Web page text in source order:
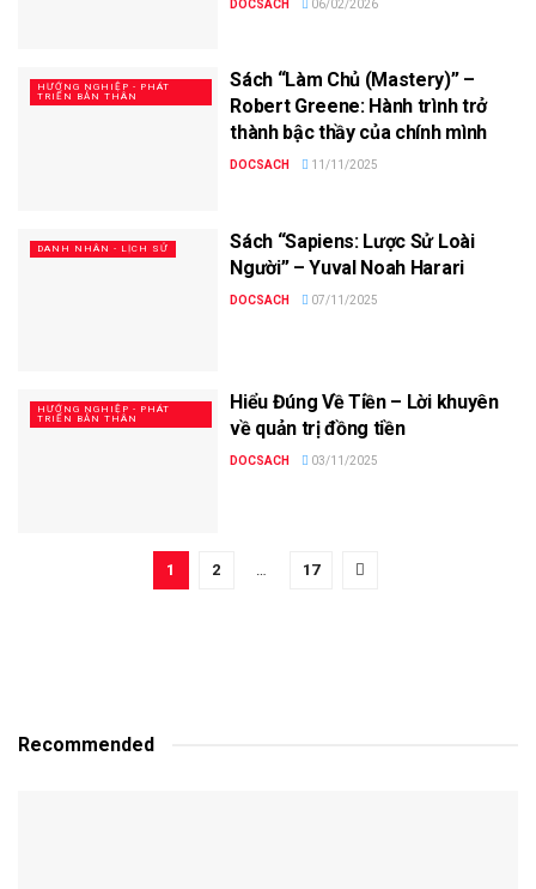
DOCSACH 06/02/2026
HƯỚNG NGHIỆP - PHÁT
TRIỂN BẢN THÂN
Sách “Làm Chủ (Mastery)” –
Robert Greene: Hành trình trở
thành bậc thầy của chính mình
DOCSACH 11/11/2025
DANH NHÂN - LỊCH SỬ
Sách “Sapiens: Lược Sử Loài
Người” – Yuval Noah Harari
DOCSACH 07/11/2025
HƯỚNG NGHIỆP - PHÁT
TRIỂN BẢN THÂN
Hiểu Đúng Về Tiền – Lời khuyên
về quản trị đồng tiền
DOCSACH 03/11/2025
1 2 17
Recommended